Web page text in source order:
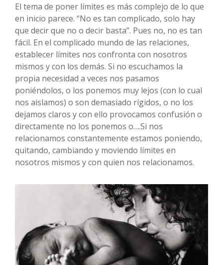
El tema de poner límites es más complejo de lo que
en inicio parece. “No es tan complicado, solo hay
que decir que no o decir basta”. Pues no, no es tan
fácil. En el complicado mundo de las relaciones,
establecer límites nos confronta con nosotros
mismos y con los demás. Si no escuchamos la
propia necesidad a veces nos pasamos
poniéndolos, o los ponemos muy lejos (con lo cual
nos aislamos) o son demasiado rígidos, o no los
dejamos claros y con ello provocamos confusión o
directamente no los ponemos o….Si nos
relacionamos constantemente estamos poniendo,
quitando, cambiando y moviendo límites en
nosotros mismos y con quien nos relacionamos.